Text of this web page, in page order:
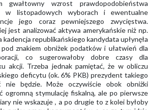
gwałtowny wzrost prawdopodobieństwa
w listopadowych wyborach i ewentualne
jego coraz pewniejszego zwycięstwa.
jest analizować aktywa amerykańskie niż np.
republikańskiego kandydata upłynęła
znakiem obniżek podatków i ułatwień dla
co sugerowałoby dobre czasy dla
akcji. Trzeba jednak pamiętać, że w obliczu
deficytu (ok. 6% PKB) prezydent takiego
nie będzie. Może oczywiście obok obniżki
ogromną stymulację fiskalną, ale po pierwsze
nie wskazuje , a po drugie to z kolei byłoby